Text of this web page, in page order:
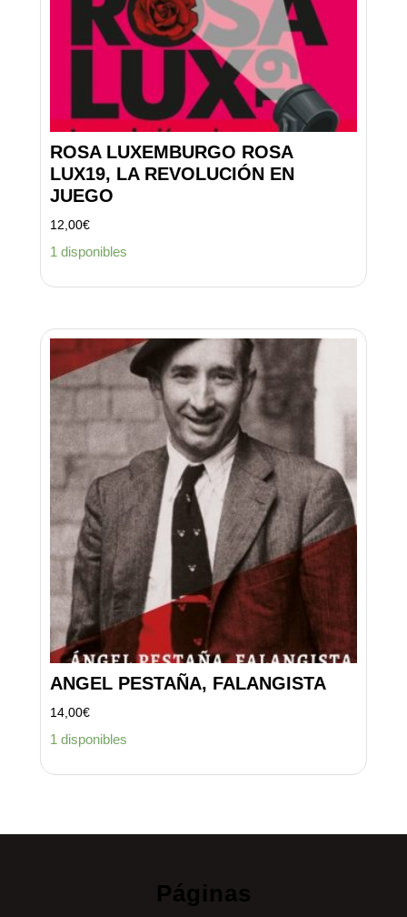
ROSA LUXEMBURGO ROSA
LUX19, LA REVOLUCIÓN EN
JUEGO
12,00€
1 disponibles
ANGEL PESTAÑA, FALANGISTA
14,00€
1 disponibles
Páginas